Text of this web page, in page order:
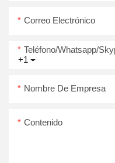
Correo Electrónico
+1
Teléfono/whatsapp/
Nombre De Empresa
Contenido